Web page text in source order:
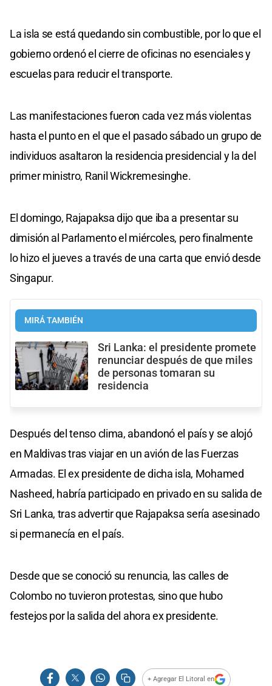
La isla se está quedando sin combustible, por lo que el
gobierno ordenó el cierre de oficinas no esenciales y
escuelas para reducir el transporte.
Las manifestaciones fueron cada vez más violentas
hasta el punto en el que el pasado sábado un grupo de
individuos asaltaron la residencia presidencial y la del
primer ministro, Ranil Wickremesinghe.
El domingo, Rajapaksa dijo que iba a presentar su
dimisión al Parlamento el miércoles, pero finalmente
lo hizo el jueves a través de una carta que envió desde
Singapur.
MIRÁ TAMBIÉN
Sri Lanka: el presidente promete
renunciar después de que miles
de personas tomaran su
residencia
Después del tenso clima, abandonó el país y se alojó
en Maldivas tras viajar en un avión de las Fuerzas
Armadas. El ex presidente de dicha isla, Mohamed
Nasheed, habría participado en privado en su salida de
Sri Lanka, tras advertir que Rajapaksa sería asesinado
si permanecía en el país.
Desde que se conoció su renuncia, las calles de
Colombo no tuvieron protestas, sino que hubo
festejos por la salida del ahora ex presidente.
+ Agregar El Litoral en